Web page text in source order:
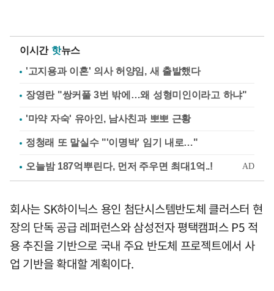
이시간 핫뉴스
'고지용과 이혼' 의사 허양임, 새 출발했다
장영란 "쌍커풀 3번 밖에…왜 성형미인이라고 하냐"
'마약 자숙' 유아인, 남사친과 뽀뽀 근황
정청래 또 말실수 "'이명박' 임기 내로…"
회사는 SK하이닉스 용인 첨단시스템반도체 클러스터 현
장의 단독 공급 레퍼런스와 삼성전자 평택캠퍼스 P5 적
용 추진을 기반으로 국내 주요 반도체 프로젝트에서 사
업 기반을 확대할 계획이다.